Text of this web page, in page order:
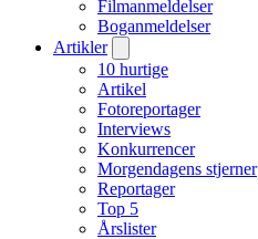
Filmanmeldelser
Boganmeldelser
Artikler
10 hurtige
Artikel
Fotoreportager
Interviews
Konkurrencer
Morgendagens stjerner
Reportager
Top 5
Årslister